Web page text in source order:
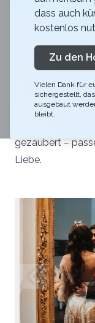
4.4
Abendessen
BE
Im Restaurant
«Gutes mit
gezaubert –
Liebe.
dass auch
kostenlos
Zu den
Vielen Dank für
sichergestellt,
ausgebaut
bleibt.